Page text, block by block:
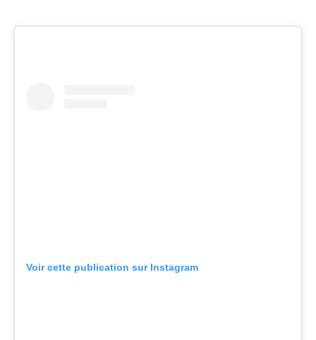
Voir cette publication sur Instagram